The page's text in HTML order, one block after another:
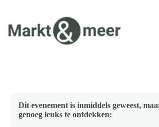
inhoud
Dit evenement is inmiddels geweest,
genoeg leuks te ontdekken: